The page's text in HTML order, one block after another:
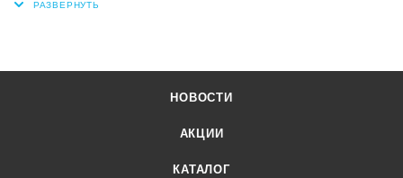
НОВОСТИ
АКЦИИ
КАТАЛОГ